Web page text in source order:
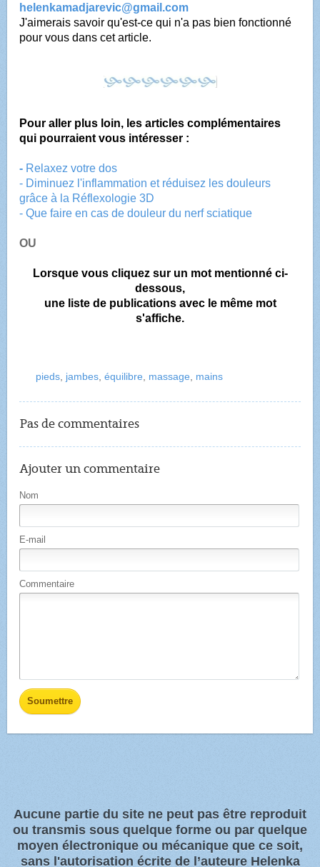
helenkamadjarevic@gmail.com
J'aimerais savoir qu'est-ce qui n'a pas bien fonctionné
pour vous dans cet article.
Pour aller plus loin, les articles complémentaires
qui pourraient vous intéresser :
- Relaxez votre dos
- Diminuez l'inflammation et réduisez les douleurs
grâce à la Réflexologie 3D
- Que faire en cas de douleur du nerf sciatique
OU
Lorsque vous cliquez sur un mot mentionné ci-
dessous,
une liste de publications avec le même mot
s'affiche.
pieds jambes ,équilibre massage mains
Pas de commentaires
Ajouter un commentaire
Nom
E-mail
Commentaire
Aucune partie du site ne peut pas être reproduit
ou transmis sous quelque forme ou par quelque
moyen électronique ou mécanique que ce soit,
sans l'autorisation écrite de l’auteure Helenka